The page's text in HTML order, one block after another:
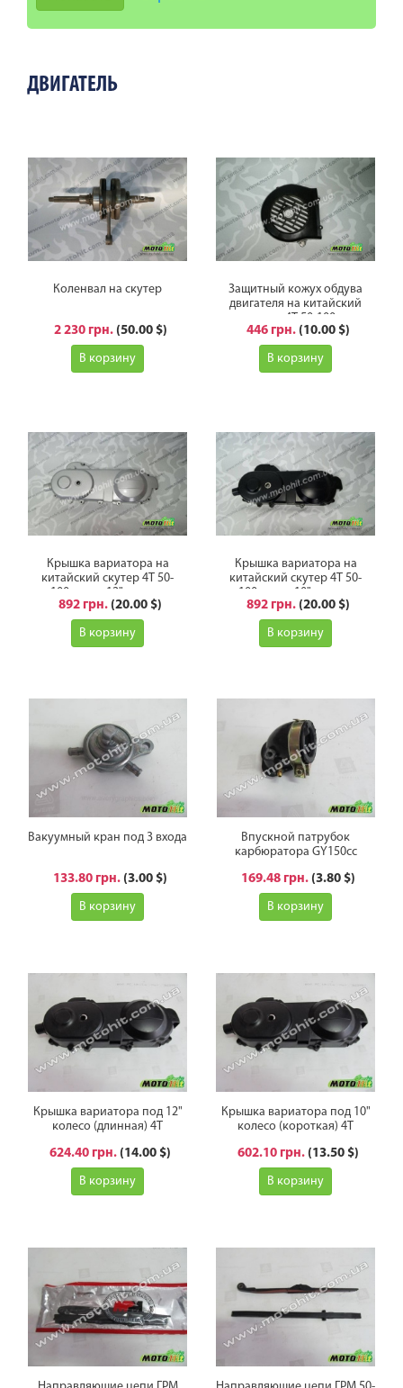
ДВИГАТЕЛЬ
Коленвал на скутер
2 230 грн. (50.00 $)
В корзину
Защитный кожух обдува
двигателя на китайский
скутер 4Т 50-100сс
446 грн. (10.00 $)
В корзину
Крышка вариатора на
китайский скутер 4Т 50-
100сс под 12" колесо
892 грн. (20.00 $)
В корзину
Крышка вариатора на
китайский скутер 4Т 50-
100сс под 10" колесо
892 грн. (20.00 $)
В корзину
Вакуумный кран под 3 входа
133.80 грн. (3.00 $)
В корзину
Впускной патрубок
карбюратора GY150cc
169.48 грн. (3.80 $)
В корзину
Крышка вариатора под 12"
колесо (длинная) 4Т
624.40 грн. (14.00 $)
В корзину
Крышка вариатора под 10"
колесо (короткая) 4Т
602.10 грн. (13.50 $)
В корзину